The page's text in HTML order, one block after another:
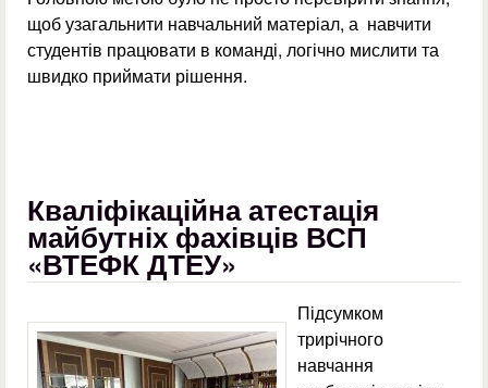
щоб узагальнити навчальний матеріал, а навчити
студентів працювати в команді, логічно мислити та
швидко приймати рішення.
Кваліфікаційна атестація
майбутніх фахівців ВСП
«ВТЕФК ДТЕУ»
Підсумком
трирічного
навчання